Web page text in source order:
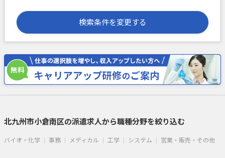
検索条件を変更する
北九州市小倉南区の派遣求人から職種分野を絞り込む
バイオ・化学 事務 メディカル 工学 システム 営業・販売・その他